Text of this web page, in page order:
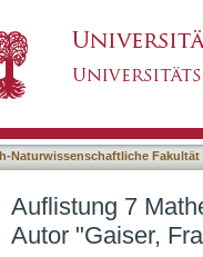
Naturwissenschaftliche Fakultät
Auflistung 7
Autor "Gaiser,